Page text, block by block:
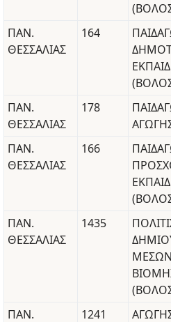
ΠΑΝ.
ΘΕΣΣΑΛΙΑΣ
164
ΠΑΝ.
ΘΕΣΣΑΛΙΑΣ
178
ΠΑΝ.
ΘΕΣΣΑΛΙΑΣ
166
ΠΑΝ.
ΘΕΣΣΑΛΙΑΣ
1435
ΜΕΣΩΝ
ΠΑΝ.
1241